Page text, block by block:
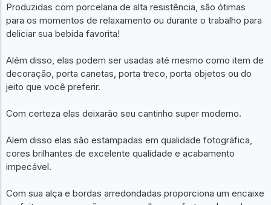
Produzidas com porcelana de alta resistência, são ótimas
para os momentos de relaxamento ou durante o trabalho para
deliciar sua bebida favorita!
Além disso, elas podem ser usadas até mesmo como item de
decoração, porta canetas, porta treco, porta objetos ou do
jeito que você preferir.
Com certeza elas deixarão seu cantinho super moderno.
Alem disso elas são estampadas em qualidade fotográfica,
cores brilhantes de excelente qualidade e acabamento
impecável.
Com sua alça e bordas arredondadas proporciona um encaixe